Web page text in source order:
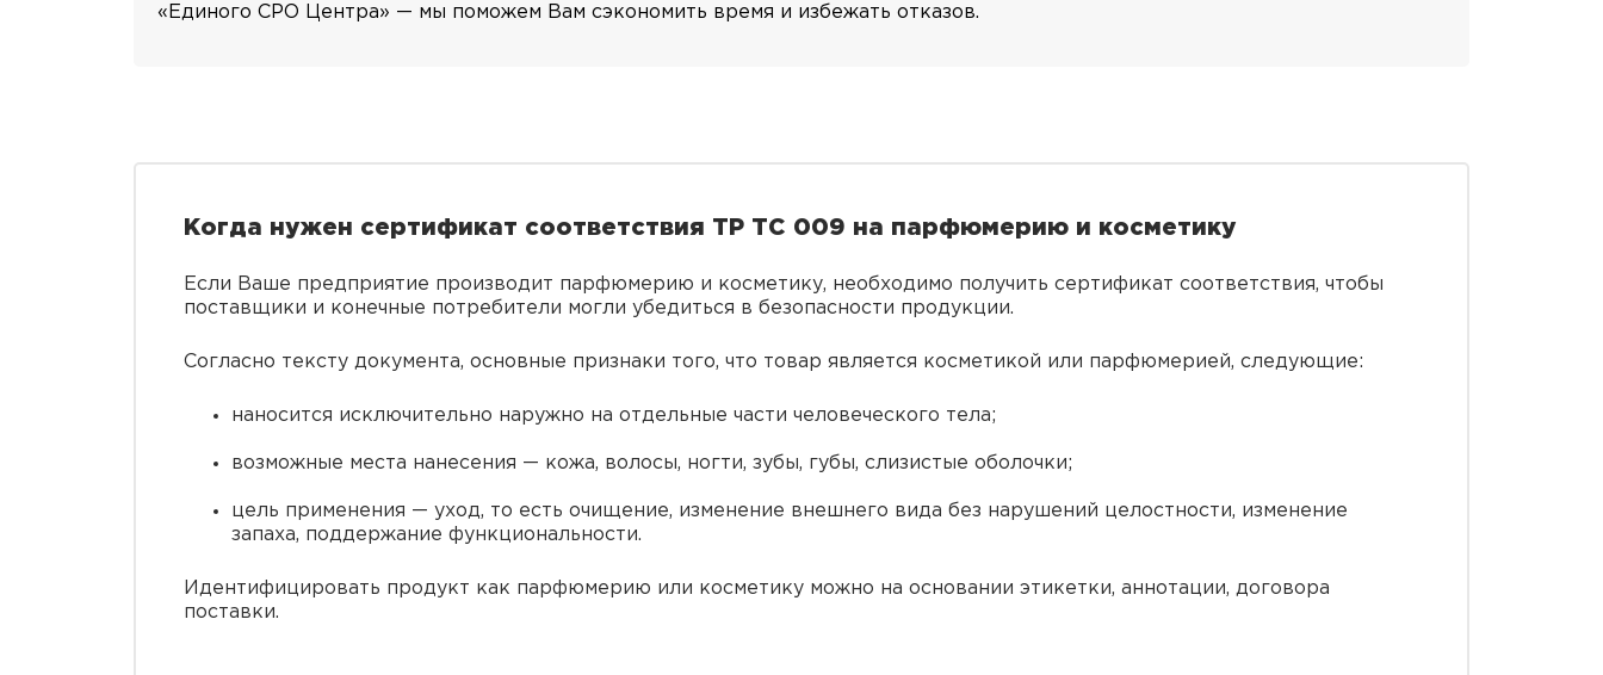
«Единого СРО Центра» — мы поможем Вам сэкономить время и избежать отказов.
Когда нужен сертификат соответствия ТР ТС 009 на парфюмерию и косметику
Если Ваше предприятие производит парфюмерию и косметику, необходимо получить сертификат соответствия, чтобы
поставщики и конечные потребители могли убедиться в безопасности продукции.
Согласно тексту документа, основные признаки того, что товар является косметикой или парфюмерией, следующие:
наносится исключительно наружно на отдельные части человеческого тела;
возможные места нанесения — кожа, волосы, ногти, зубы, губы, слизистые оболочки;
цель применения — уход, то есть очищение, изменение внешнего вида без нарушений целостности, изменение
запаха, поддержание функциональности.
Идентифицировать продукт как парфюмерию или косметику можно на основании этикетки, аннотации, договора
поставки.